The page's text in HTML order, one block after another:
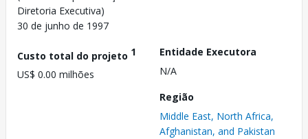
Diretoria Executiva)
30 de junho de 1997
Custo total do projeto 1
US$ 0.00 milhões
Entidade Executora
N/A
Região
Middle East, North Africa,
Afghanistan, and Pakistan